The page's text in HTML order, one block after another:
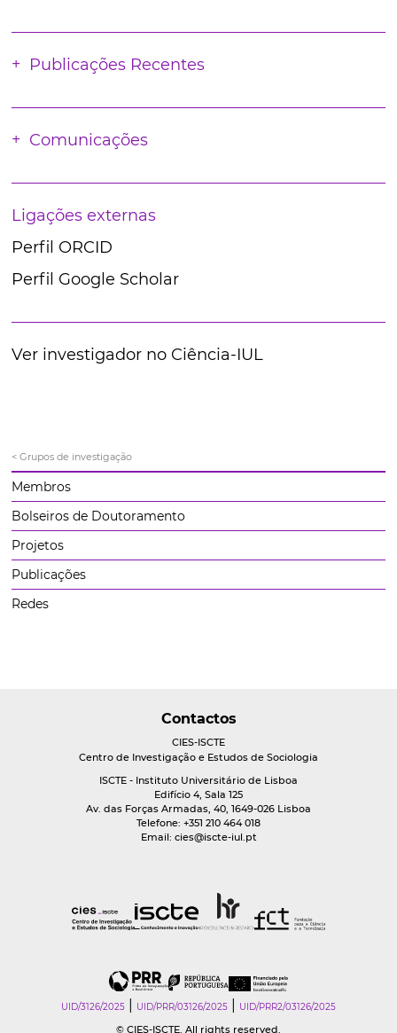
Publicações Recentes
Comunicações
Ligações externas
Perfil ORCID
Perfil Google Scholar
Ver investigador no Ciência-IUL
< Grupos de investigação
Membros
Bolseiros de Doutoramento
Projetos
Publicações
Redes
Contactos
CIES-ISCTE
Centro de Investigação e Estudos de Sociologia
ISCTE - Instituto Universitário de Lisboa
Edifício 4, Sala 125
Av. das Forças Armadas, 40, 1649-026 Lisboa
Telefone: +351 210 464 018
Email: cies@iscte-iul.pt
UID/3126/2025 UID/PRR/03126/2025 UID/PRR2/03126/2025
© CIES-ISCTE. All rights reserved.